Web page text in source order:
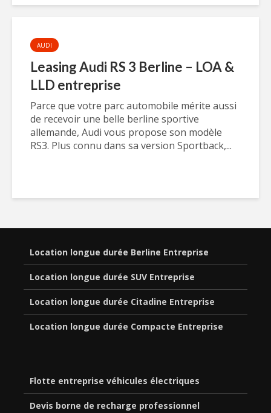
AUDI
Leasing Audi RS 3 Berline – LOA &
LLD entreprise
Parce que votre parc automobile mérite aussi
de recevoir une belle berline sportive
allemande, Audi vous propose son modèle
RS3. Plus connu dans sa version Sportback,...
Location longue durée Berline Entreprise
Location longue durée SUV Entreprise
Location longue durée Citadine Entreprise
Location longue durée Compacte Entreprise
Flotte entreprise véhicules électriques
Devis borne de recharge professionnel